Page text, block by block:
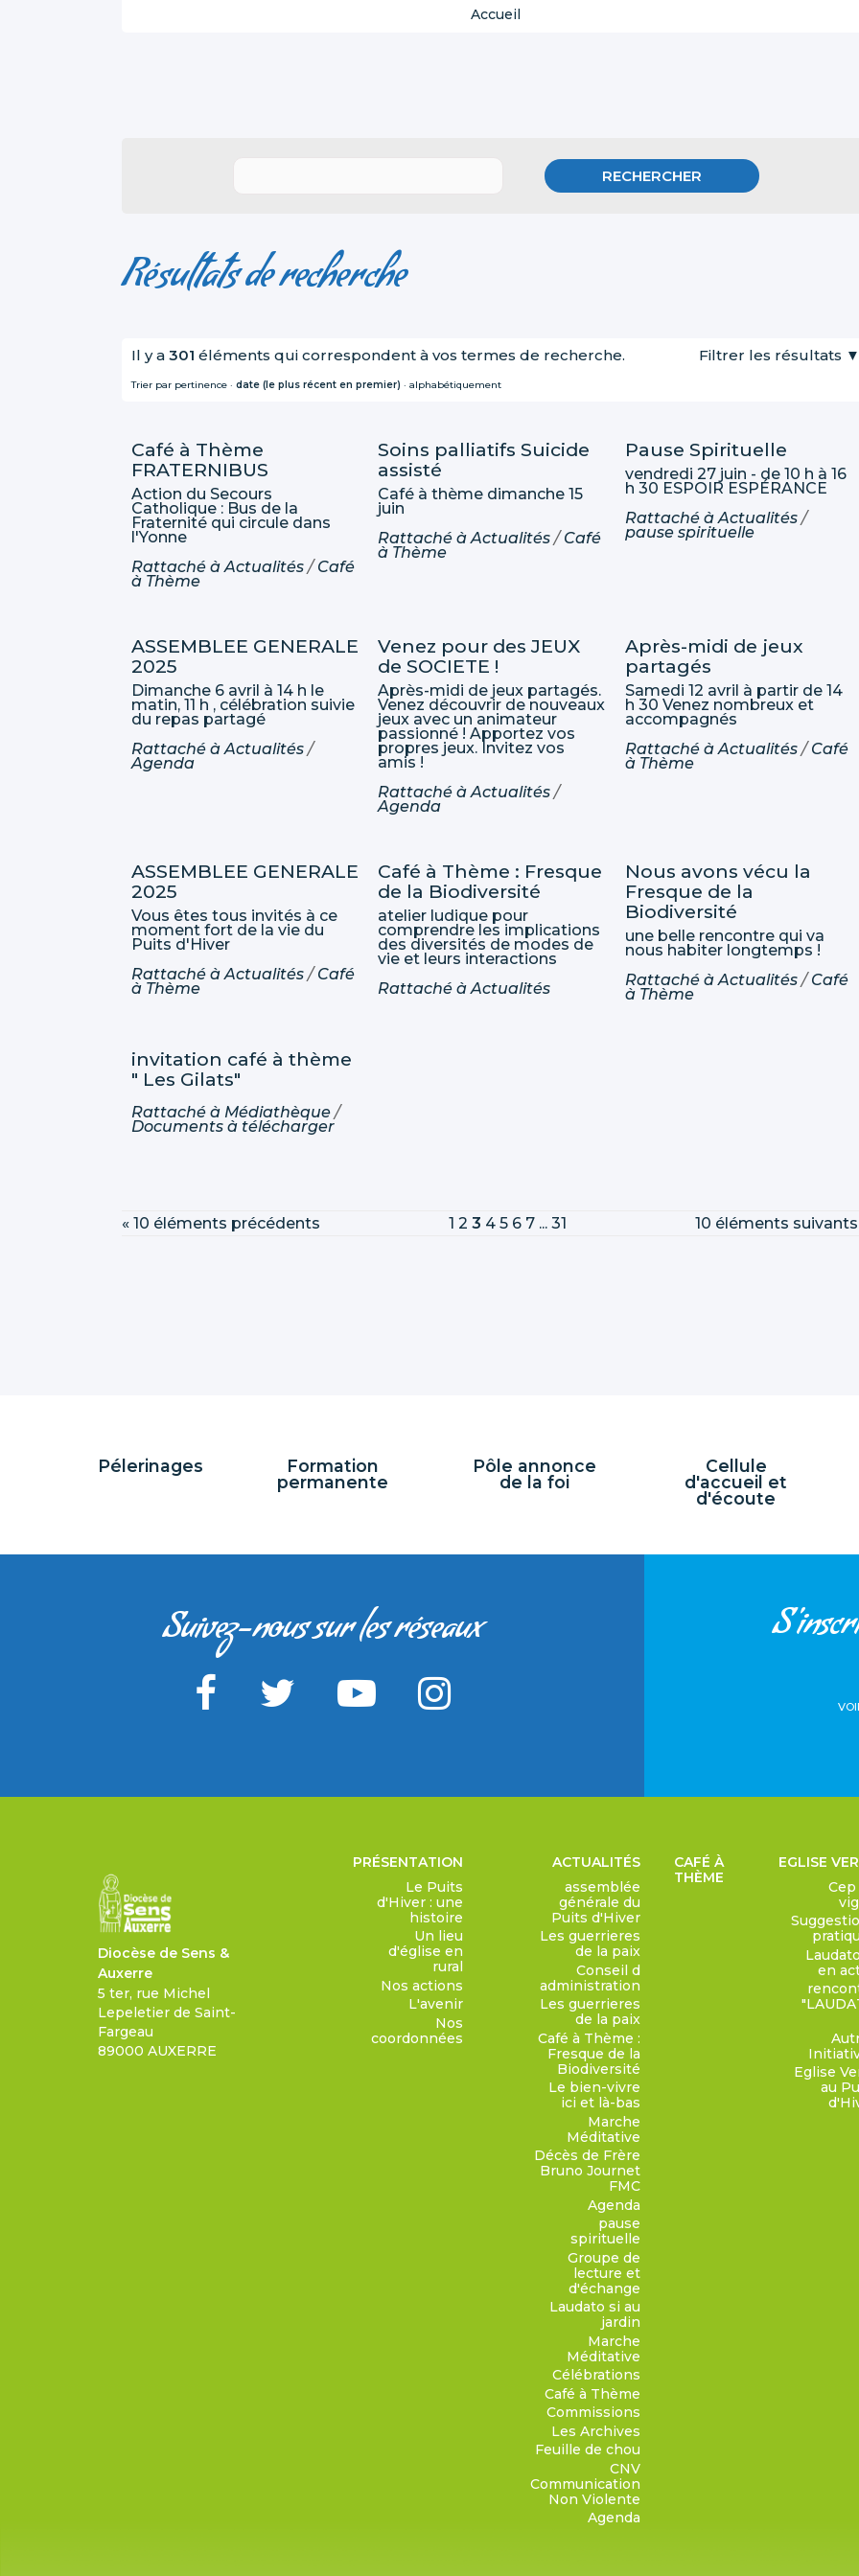
Accueil
Résultats de recherche
Il y a 301 éléments qui correspondent à vos termes de recherche. Filtrer les résultats
Trier par pertinence · date (le plus récent en premier) · alphabétiquement
Café à Thème
FRATERNIBUS
Action du Secours
Catholique : Bus de la
Fraternité qui circule dans
l'Yonne
Rattaché à Actualités /Café
à Thème
Soins palliatifs Suicide
assisté
Café à thème dimanche 15
juin
Rattaché à Actualités /Café
à Thème
Pause Spirituelle
vendredi 27 juin - de 10 h à 16
h 30 ESPOIR ESPÉRANCE
Rattaché à Actualités /
pause spirituelle
ASSEMBLEE GENERALE
2025
Dimanche 6 avril à 14 h le
matin, 11 h , célébration suivie
du repas partagé
Rattaché à Actualités /
Agenda
Venez pour des JEUX
de SOCIETE !
Après-midi de jeux partagés.
Venez découvrir de nouveaux
jeux avec un animateur
passionné ! Apportez vos
propres jeux. Invitez vos
amis !
Rattaché à Actualités /
Agenda
Après-midi de jeux
partagés
Samedi 12 avril à partir de 14
h 30 Venez nombreux et
accompagnés
Rattaché à Actualités /Café
à Thème
ASSEMBLEE GENERALE
2025
Vous êtes tous invités à ce
moment fort de la vie du
Puits d'Hiver
Rattaché à Actualités /Café
à Thème
Café à Thème : Fresque
de la Biodiversité
atelier ludique pour
comprendre les implications
des diversités de modes de
vie et leurs interactions
Rattaché à Actualités
Nous avons vécu la
Fresque de la
Biodiversité
une belle rencontre qui va
nous habiter longtemps !
Rattaché à Actualités /Café
à Thème
invitation café à thème
" Les Gilats"
Rattaché à Médiathèque /
Documents à télécharger
« 10 éléments précédents 10 éléments suivants
1 2 3 4 5 6 7 ... 31
Pélerinages
Formation
permanente
Pôle annonce
de la foi
Cellule
d'accueil et
d'écoute
Suivez-nous sur les réseaux
Diocèse de Sens &
Auxerre
5 ter, rue Michel
Lepeletier de Saint-
Fargeau
89000 AUXERRE
PRÉSENTATION
Le Puits
d'Hiver : une
histoire
Un lieu
d'église en
rural
Nos actions
L'avenir
Nos
coordonnées
ACTUALITÉS
assemblée
générale du
Puits d'Hiver
Les guerrieres
de la paix
Conseil d
administration
Les guerrieres
de la paix
Café à Thème :
Fresque de la
Biodiversité
Le bien-vivre
ici et là-bas
Marche
Méditative
Décès de Frère
Bruno Journet
FMC
Agenda
pause
spirituelle
Groupe de
lecture et
d'échange
Laudato si au
jardin
Marche
Méditative
Célébrations
Café à Thème
Commissions
Les Archives
Feuille de chou
CNV
Communication
Non Violente
Agenda
CAFÉ À
THÈME
EGLISE
en
Eglise
au